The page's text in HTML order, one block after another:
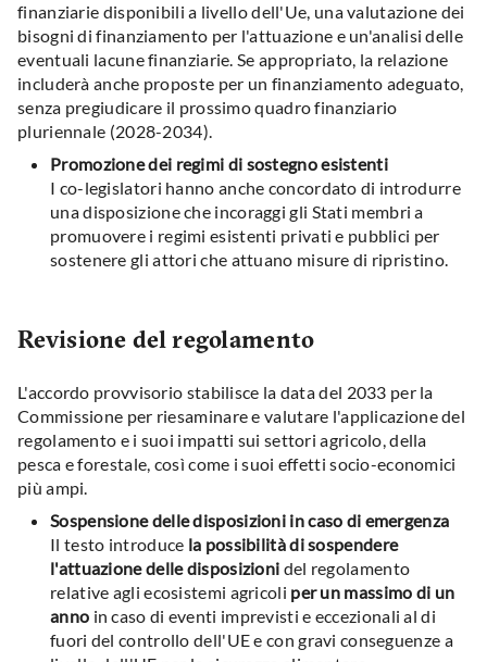
finanziarie disponibili a livello dell'Ue, una valutazione dei
bisogni di finanziamento per l'attuazione e un'analisi delle
eventuali lacune finanziarie. Se appropriato, la relazione
includerà anche proposte per un finanziamento adeguato,
senza pregiudicare il prossimo quadro finanziario
pluriennale (2028-2034).
Promozione dei regimi di sostegno esistenti
I co-legislatori hanno anche concordato di introdurre
una disposizione che incoraggi gli Stati membri a
promuovere i regimi esistenti privati e pubblici per
sostenere gli attori che attuano misure di ripristino.
Revisione del regolamento
L'accordo provvisorio stabilisce la data del 2033 per la
Commissione per riesaminare e valutare l'applicazione del
regolamento e i suoi impatti sui settori agricolo, della
pesca e forestale, così come i suoi effetti socio-economici
più ampi.
Sospensione delle disposizioni in caso di emergenza
Il testo introduce la possibilità di sospendere
l'attuazione delle disposizioni del regolamento
relative agli ecosistemi agricoli per un massimo di un
anno in caso di eventi imprevisti e eccezionali al di
fuori del controllo dell'UE e con gravi conseguenze a